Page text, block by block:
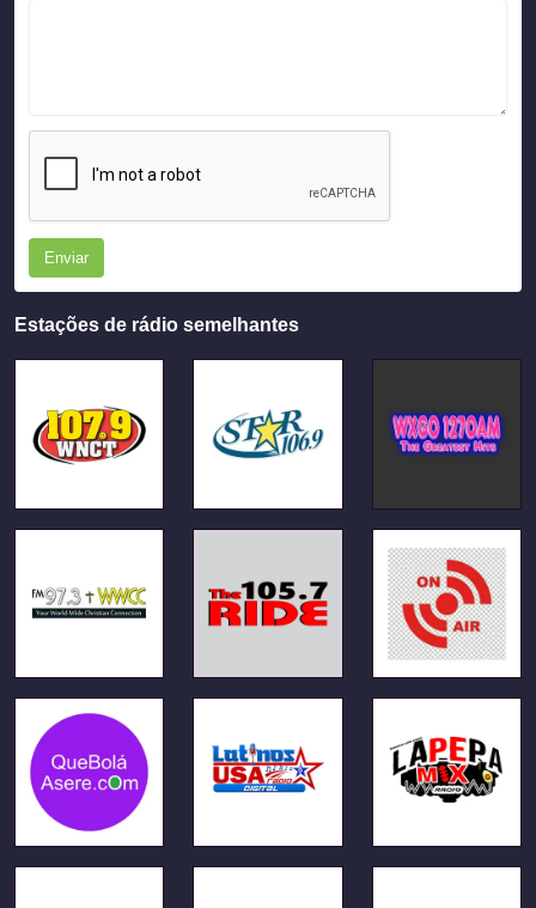
Enviar
Estações de rádio semelhantes